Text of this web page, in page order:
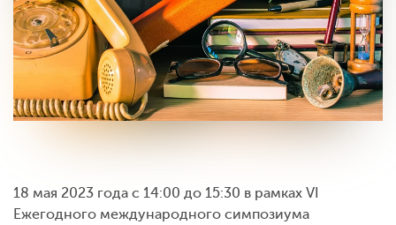
18 мая 2023 года с 14:00 до 15:30 в рамках VI
Ежегодного международного симпозиума